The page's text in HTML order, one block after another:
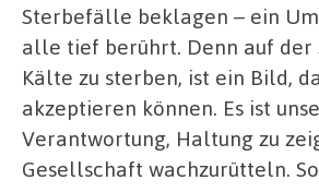
Sterbefälle beklagen – ein
alle tief berührt. Denn auf der
Kälte zu sterben, ist ein Bild,
akzeptieren können. Es ist
Verantwortung, Haltung zu
Gesellschaft wachzurütteln.